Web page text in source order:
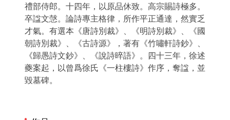
禮部侍郎。十四年，以原品休致。高宗賜詩極多。
卒諡文愨。論詩專主格律，所作平正通達，然實乏
才氣。有選本《唐詩別裁》、《明詩別裁》、《國
朝詩別裁》、《古詩源》，著有《竹嘯軒詩鈔》、
《歸愚詩文鈔》、《說詩晬語》。四十三年，徐述
夔案起，以曾爲徐氏《一柱樓詩》作序，奪諡，並
毀墓碑。